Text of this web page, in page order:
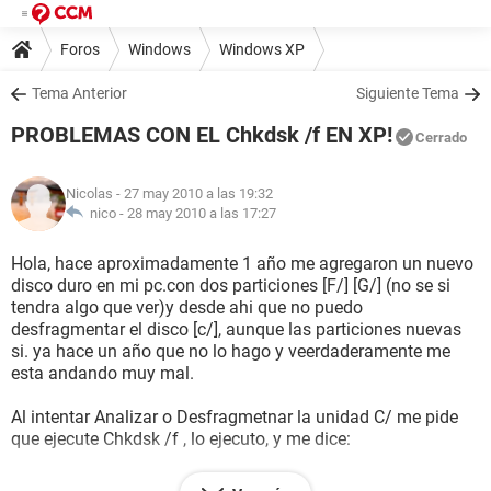
Foros Windows Windows XP
Tema Anterior Siguiente Tema
PROBLEMAS CON EL Chkdsk /f EN XP! Cerrado
Nicolas - 27 may 2010 a las 19:32
nico - 28 may 2010 a las 17:27
Hola, hace aproximadamente 1 año me agregaron un nuevo
disco duro en mi pc.con dos particiones [F/] [G/] (no se si
tendra algo que ver)y desde ahi que no puedo
desfragmentar el disco [c/], aunque las particiones nuevas
si. ya hace un año que no lo hago y veerdaderamente me
esta andando muy mal.
Al intentar Analizar o Desfragmetnar la unidad C/ me pide
que ejecute Chkdsk /f , lo ejecuto, y me dice:
El tipo de sistema de archivos es NTFS.